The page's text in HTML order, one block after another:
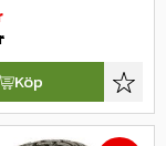
Lägg
Köp